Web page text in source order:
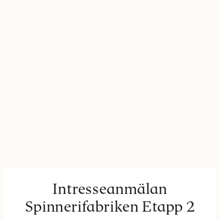
Intresseanmälan
Spinnerifabriken Etapp 2